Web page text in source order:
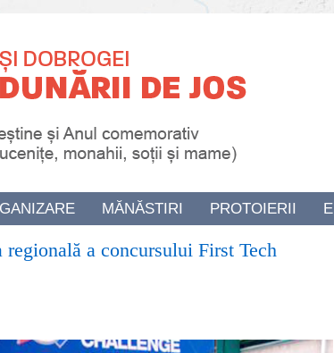
MĂNĂSTIRI PROTOIERII
a concursului First Tech